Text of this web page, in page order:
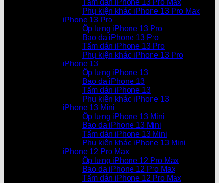
Tấm dán iPhone 13 Pro Max
Phụ kiện khác iPhone 13 Pro Max
iPhone 13 Pro
Ốp lưng iPhone 13 Pro
Bao da iPhone 13 Pro
Tấm dán iPhone 13 Pro
Phụ kiện khác iPhone 13 Pro
iPhone 13
Ốp lưng iPhone 13
Bao da iPhone 13
Tấm dán iPhone 13
Phụ kiện khác iPhone 13
iPhone 13 Mini
Ốp lưng iPhone 13 Mini
Bao da iPhone 13 Mini
Tấm dán iPhone 13 Mini
Phụ kiện khác iPhone 13 Mini
iPhone 12 Pro Max
Ốp lưng iPhone 12 Pro Max
Bao da iPhone 12 Pro Max
Tấm dán iPhone 12 Pro Max